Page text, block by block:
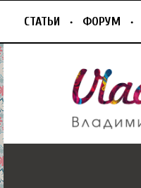
СТАТЬИ ФОРУМ